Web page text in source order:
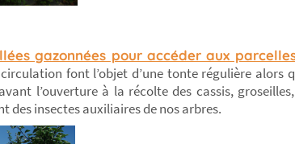
gazonnées pour accéder aux
font l’objet d’une tonte régulière alors
l’ouverture à la récolte des cassis,
des insectes auxiliaires de nos arbres.